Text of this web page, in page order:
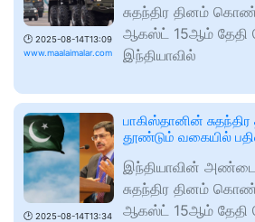
🕑 2025-08-14T13:09
www.maalaimalar.com
சுதந்திர தினம்
ஆகஸ்ட் 15ஆம் தேதி
இந்தியாவில்
🕑 2025-08-14T13:34
பாகிஸ்தானின்
தூண்டும் வகையில்
இந்தியாவின் அண்டை
சுதந்திர தினம்
ஆகஸ்ட் 15ஆம் தேதி